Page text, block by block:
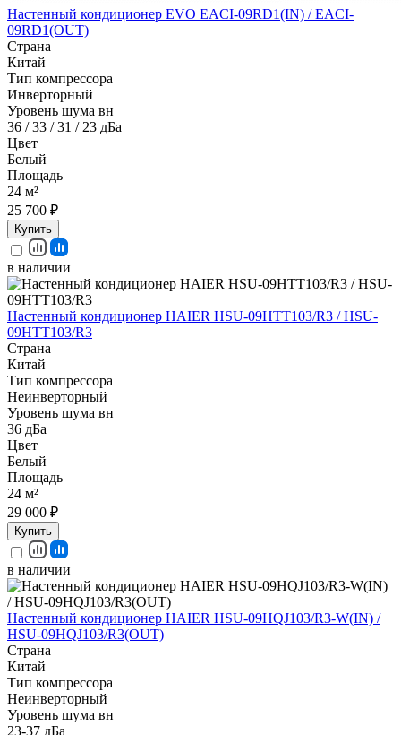
Настенный кондиционер EVO EACI-09RD1(IN) / EACI-
09RD1(OUT)
Страна
Китай
Тип компрессора
Инверторный
Уровень шума вн
36 / 33 / 31 / 23 дБа
Цвет
Белый
Площадь
24 м²
25 700 ₽
Купить
в наличии
Настенный кондиционер HAIER HSU-09HTT103/R3 / HSU-
09HTT103/R3
Страна
Китай
Тип компрессора
Неинверторный
Уровень шума вн
36 дБа
Цвет
Белый
Площадь
24 м²
29 000 ₽
Купить
в наличии
Настенный кондиционер HAIER HSU-09HQJ103/R3-W(IN) /
HSU-09HQJ103/R3(OUT)
Страна
Китай
Тип компрессора
Неинверторный
Уровень шума вн
23-37 дБа